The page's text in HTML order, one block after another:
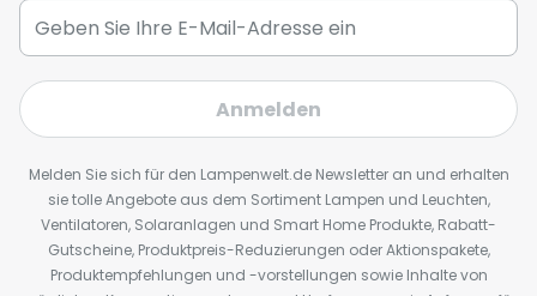
Anmelden
Melden Sie sich für den Lampenwelt.de Newsletter an und erhalten
sie tolle Angebote aus dem Sortiment Lampen und Leuchten,
Ventilatoren, Solaranlagen und Smart Home Produkte, Rabatt-
Gutscheine, Produktpreis-Reduzierungen oder Aktionspakete,
Produktempfehlungen und -vorstellungen sowie Inhalte von